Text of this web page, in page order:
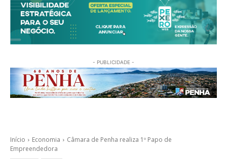
- PUBLICIDADE -
Início Economia
Câmara de Penha realiza 1º Papo de
Empreendedora